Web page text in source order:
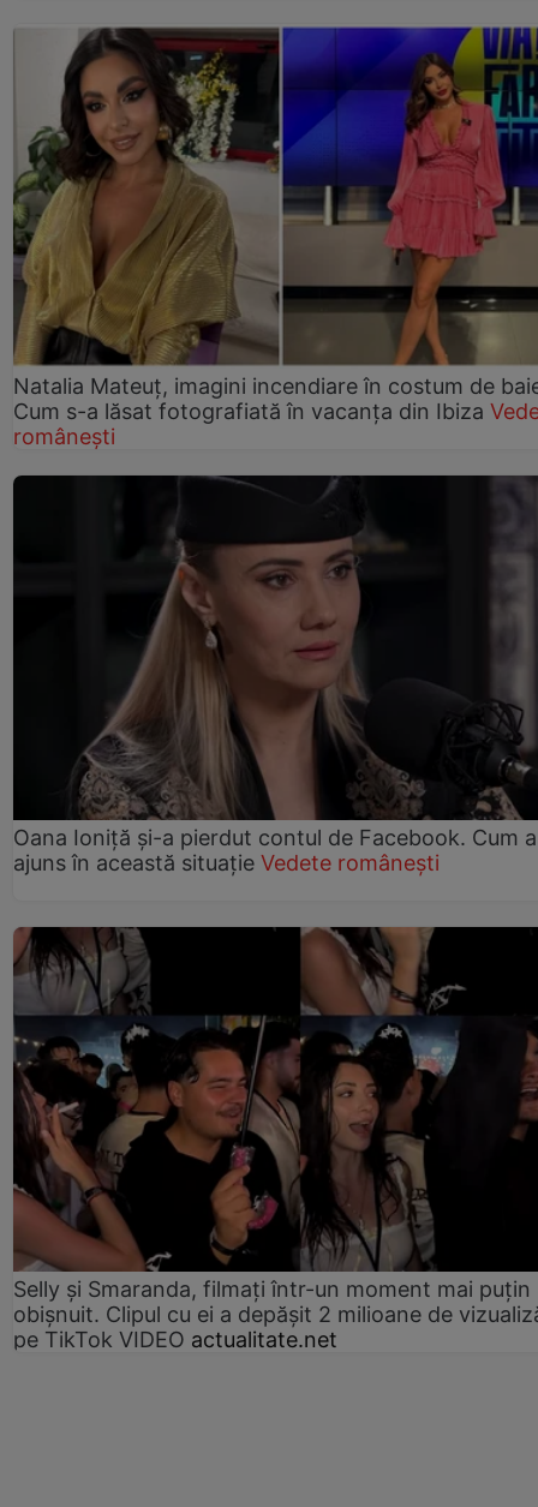
Natalia Mateuț, imagini incendiare în costum de
Cum s-a lăsat fotografiată în vacanța din Ibiza
românești
Oana Ioniță și-a pierdut contul de Facebook. Cum a
ajuns în această situație Vedete românești
Selly și Smaranda, filmați într-un moment mai puțin
obișnuit. Clipul cu ei a depășit 2 milioane de
pe TikTok VIDEO actualitate.net